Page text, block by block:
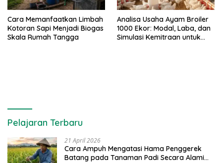
Cara Memanfaatkan Limbah
Kotoran Sapi Menjadi Biogas
Skala Rumah Tangga
Analisa Usaha Ayam Broiler
1000 Ekor: Modal, Laba, dan
Simulasi Kemitraan untuk
Pelajaran Terbaru
21 April 2026
Cara Ampuh Mengatasi Hama Penggerek
Batang pada Tanaman Padi Secara Alami